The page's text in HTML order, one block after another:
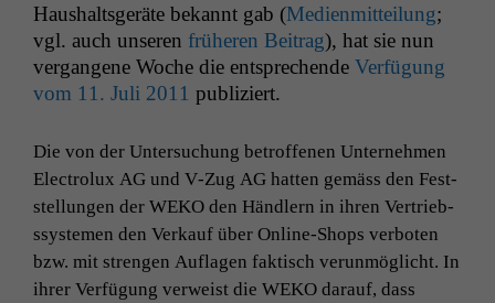
Haushalts­geräte bekan­nt gab (Medi­en­mit­teilung;
vgl. auch unseren früheren Beitrag), hat sie nun
ver­gan­gene Woche die entsprechende Ver­fü­gung
vom 11. Juli 2011 publiziert.
Die von der Unter­suchung betrof­fe­nen Unternehmen
Elec­trolux AG und V‑Zug AG hat­ten gemäss den Fest­
stel­lun­gen der WEKO den Händlern in ihren Ver­trieb­
ssys­te­men den Verkauf über Online-Shops ver­boten
bzw. mit stren­gen Aufla­gen fak­tisch verun­möglicht. In
ihrer Ver­fü­gung ver­weist die WEKO darauf, dass